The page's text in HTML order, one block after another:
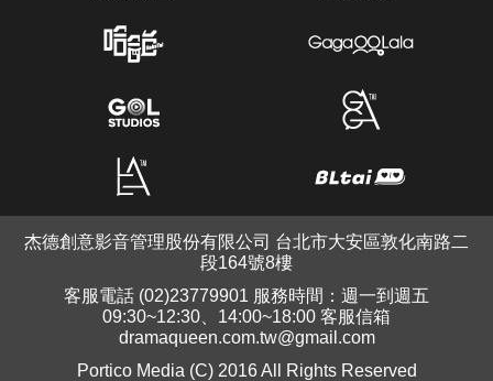
杰德創意影音管理股份有限公司 台北市大安區敦化南路二
段164號8樓
客服電話 (02)23779901 服務時間：週一到週五
09:30~12:30、14:00~18:00 客服信箱
dramaqueen.com.tw@gmail.com
Portico Media (C) 2016 All Rights Reserved